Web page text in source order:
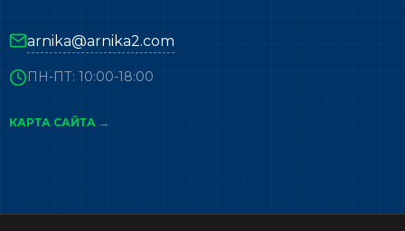
arnika@arnika2.com
ПН-ПТ: 10:00-18:00
КАРТА САЙТА →